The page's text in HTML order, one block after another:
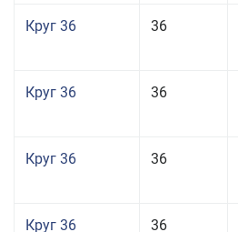
Круг 36 36
Круг 36 36
Круг 36 36
Круг 36 36